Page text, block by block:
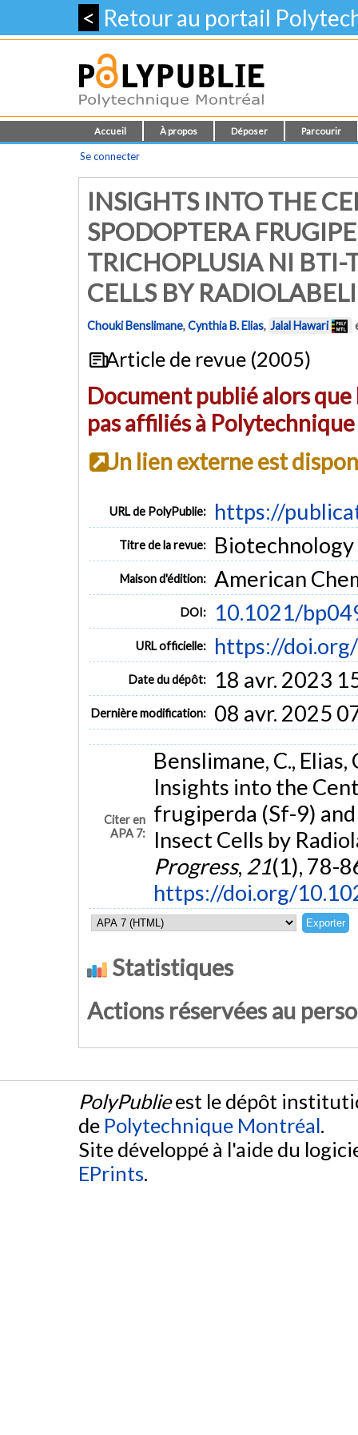
< Retour au portail
Accueil À propos Déposer Parcourir
Se connecter
INSIGHTS INTO THE
SPODOPTERA
TRICHOPLUSIA NI
CELLS BY
Chouki Benslimane,Cynthia B. Elias, Jalal Hawari
Article de revue (2005)
Document publié alors
pas affiliés à
Un lien externe est
URL de PolyPublie: https://
Titre de la revue: Biotechnology
Maison d'édition: American
DOI: 10.1021/
URL officielle: https://
Date du dépôt: 18 avr. 2023
Dernière modification: 08 avr. 2025
Citer en
APA 7:
Benslimane, C., Elias,
Insights into the
frugiperda (Sf-9)
Insect Cells by
Progress, 21(1), 78-
https://doi.org/
Statistiques
Actions réservées au
PolyPublieest le dépôt
de Polytechnique Montréal.
Site développé à l'aide du
EPrints.